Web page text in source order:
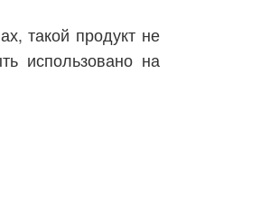
такой продукт не
использовано на